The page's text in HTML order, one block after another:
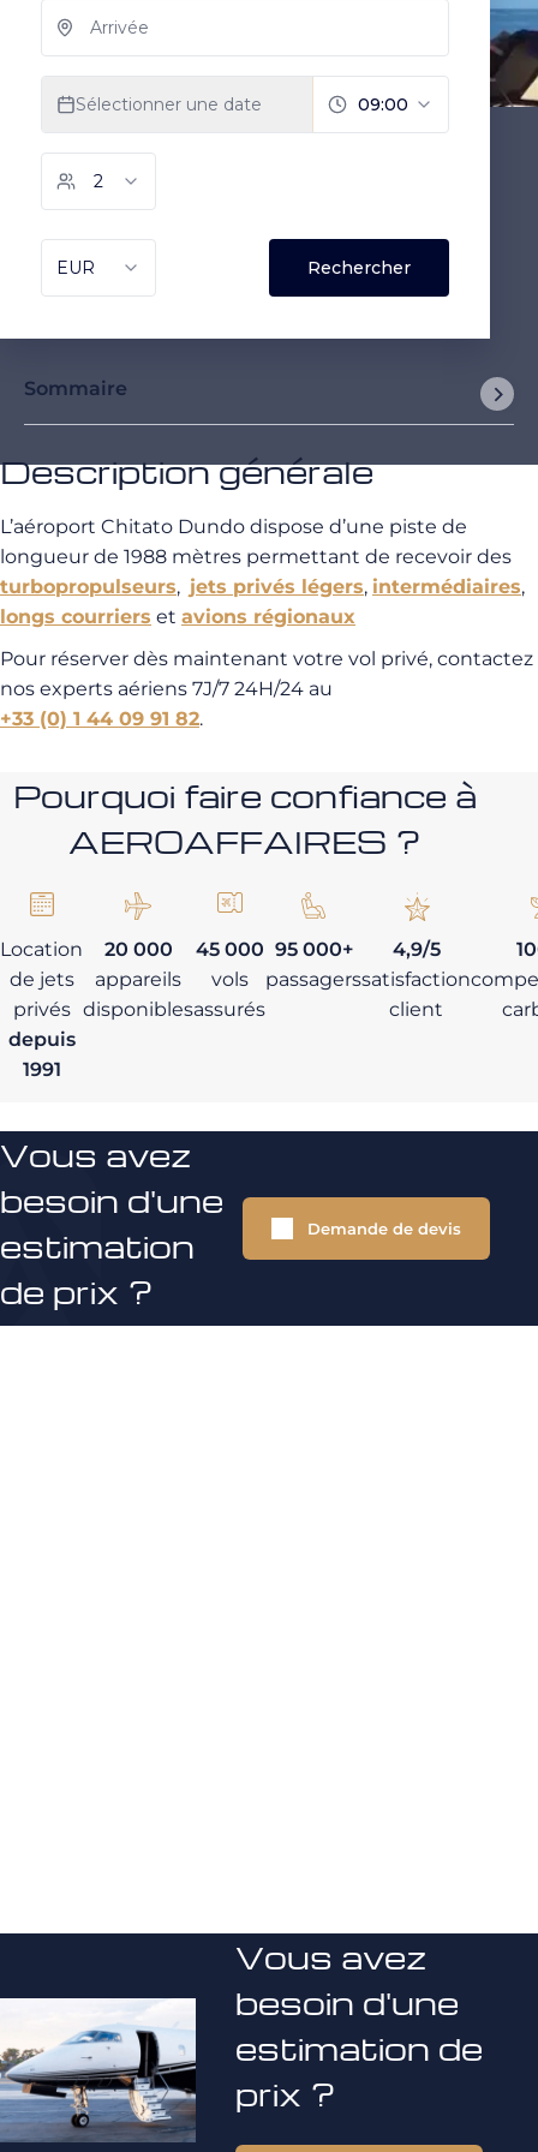
Sommaire
Description générale
L’aéroport Chitato Dundo dispose d’une piste de
longueur de 1988 mètres permettant de recevoir des
turbopropulseurs, jets privés légers, intermédiaires,
longs courriers et avions régionaux
Pour réserver dès maintenant votre vol privé, contactez
nos experts aériens 7J/7 24H/24 au
+33 (0) 1 44 09 91 82.
Pourquoi faire confiance à
AEROAFFAIRES ?
Location
de jets
privés
depuis
1991
20 000
appareils
disponibles
45 000
vols
assurés
95 000+
passagers
4,9/5
satisfaction
client
Vous avez
besoin d'une
estimation
de prix ?
Demande de devis
Vous avez
besoin d'une
estimation de
prix ?